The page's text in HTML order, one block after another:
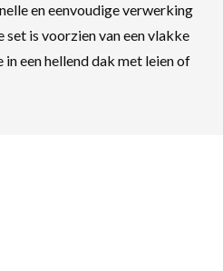
en eenvoudige verwerking
is voorzien van een vlakke
een hellend dak met leien of